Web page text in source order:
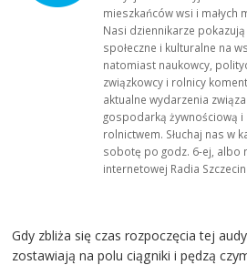
mieszkańców wsi i małych
Nasi dziennikarze pokazują
społeczne i kulturalne na
natomiast naukowcy,
związkowcy i rolnicy
aktualne wydarzenia
gospodarką żywnościową i
rolnictwem. Słuchaj nas w
sobotę po godz. 6-ej, albo
internetowej Radia Szczecin.
Gdy zbliża się czas rozpoczęcia tej
zostawiają na polu ciągniki i pędzą